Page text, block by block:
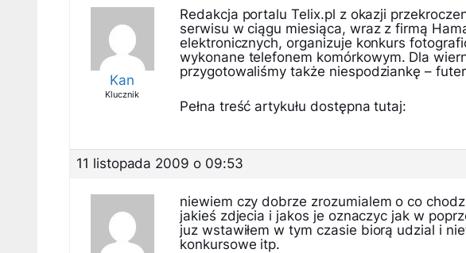
Kan
Klucznik
Redakcja portalu Telix.pl z okazji
serwisu w ciągu miesiąca, wraz z firmą
elektronicznych, organizuje konkurs
wykonane telefonem komórkowym. Dla
przygotowaliśmy także niespodziankę –
Pełna treść artykułu dostępna tutaj:
11 listopada 2009 o 09:53
niewiem czy dobrze zrozumialem o co
jakieś zdjecia i jakos je oznaczyc jak w
juz wstawiłem w tym czasie biorą udzial i
konkursowe itp.